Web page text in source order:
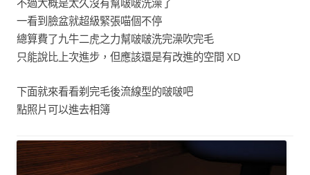
不過大概是太久沒有幫啵啵洗澡了
一看到臉盆就超級緊張喵個不停
總算費了九牛二虎之力幫啵啵洗完澡吹完毛
只能說比上次進步，但應該還是有改進的空間 XD
下面就來看看剃完毛後流線型的啵啵吧
點照片可以進去相簿